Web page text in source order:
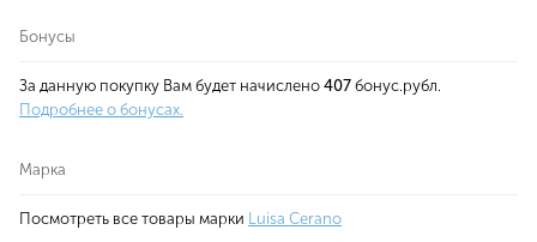
Бонусы
За данную покупку Вам будет начислено 407 бонус.рубл.
Подробнее о бонусах.
Марка
Посмотреть все товары марки Luisa Cerano